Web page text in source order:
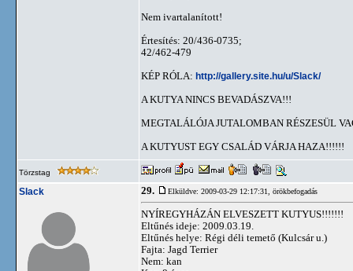
Nem ivartalanított!
Értesítés: 20/436-0735;
42/462-479
KÉP RÓLA: http://gallery.site.hu/u/Slack/
A KUTYA NINCS BEVADÁSZVA!!!
MEGTALÁLÓJA JUTALOMBAN RÉSZESÜL
A KUTYUST EGY CSALÁD VÁRJA HAZA!!!!!!
Törzstag
Slack 29. Elküldve: 2009-03-29 12:17:31, örökbefogadás
NYÍREGYHÁZÁN ELVESZETT KUTYUS!!!!!!!
Eltűnés ideje: 2009.03.19.
Eltűnés helye: Régi déli temető (Kulcsár u.)
Fajta: Jagd Terrier
Nem: kan